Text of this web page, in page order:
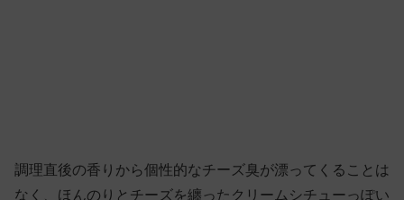
調理直後の香りから個性的なチーズ臭が漂ってくることは
なく、ほんのりとチーズを纏ったクリームシチューっぽい